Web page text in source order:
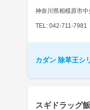
神奈川県相模原市
TEL: 042-711-7981
カダン 除草王シ
スギドラッグ